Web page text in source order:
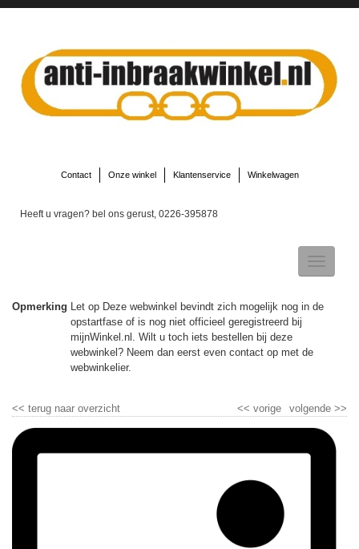
Contact Onze winkel Klantenservice Winkelwagen
Heeft u vragen? bel ons gerust, 0226-395878
Toggle
Opmerking Let op Deze webwinkel bevindt zich mogelijk nog in de
opstartfase of is nog niet officieel geregistreerd bij
mijnWinkel.nl. Wilt u toch iets bestellen bij deze
webwinkel? Neem dan eerst even contact op met de
webwinkelier.
<< terug naar overzicht volgende >>
<< vorige